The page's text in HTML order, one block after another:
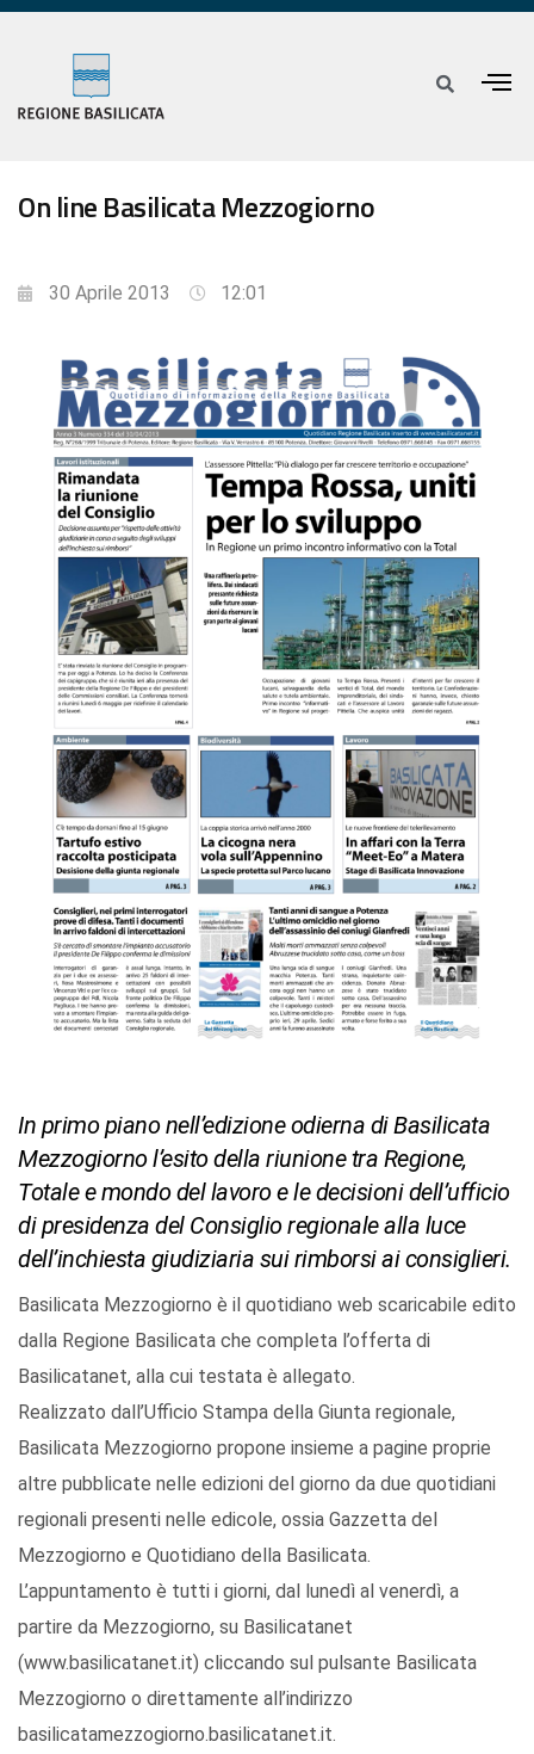
On line Basilicata Mezzogiorno
30 Aprile 2013 12:01
In primo piano nell’edizione odierna di Basilicata
Mezzogiorno l’esito della riunione tra Regione,
Totale e mondo del lavoro e le decisioni dell’ufficio
di presidenza del Consiglio regionale alla luce
dell’inchiesta giudiziaria sui rimborsi ai consiglieri.
Basilicata Mezzogiorno è il quotidiano web scaricabile edito
dalla Regione Basilicata che completa l’offerta di
Basilicatanet, alla cui testata è allegato.
Realizzato dall’Ufficio Stampa della Giunta regionale,
Basilicata Mezzogiorno propone insieme a pagine proprie
altre pubblicate nelle edizioni del giorno da due quotidiani
regionali presenti nelle edicole, ossia Gazzetta del
Mezzogiorno e Quotidiano della Basilicata.
L’appuntamento è tutti i giorni, dal lunedì al venerdì, a
partire da Mezzogiorno, su Basilicatanet
(www.basilicatanet.it) cliccando sul pulsante Basilicata
Mezzogiorno o direttamente all’indirizzo
basilicatamezzogiorno.basilicatanet.it.